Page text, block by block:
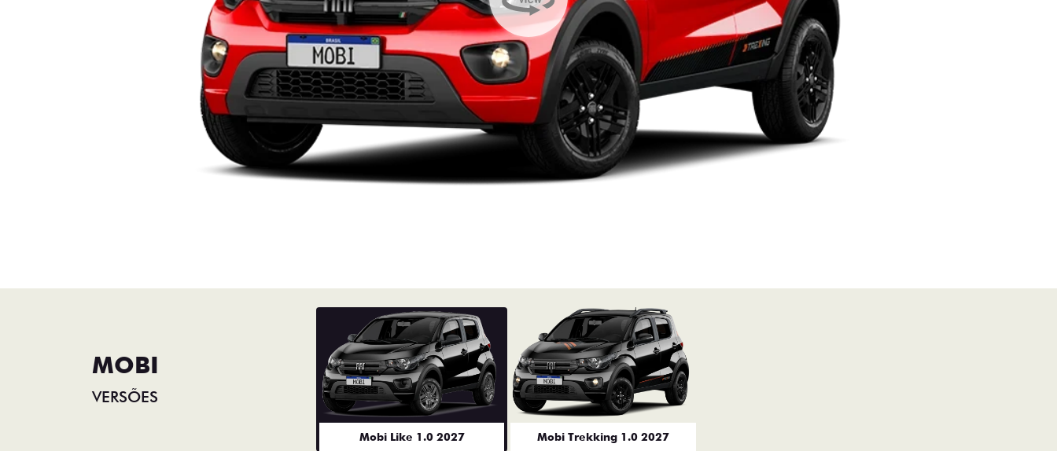
MOBI
VERSÕES
Mobi Like 1.0 2027 Mobi Trekking 1.0 2027